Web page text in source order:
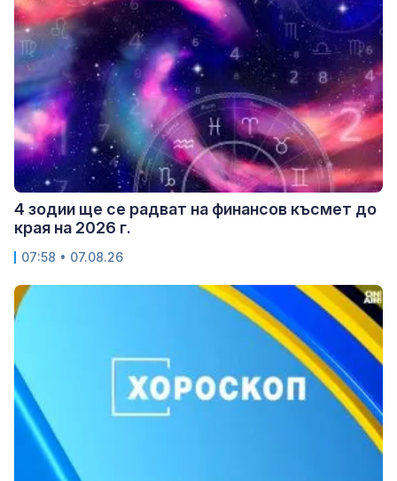
4 зодии ще се радват на финансов късмет до
края на 2026 г.
07:58 • 07.08.26